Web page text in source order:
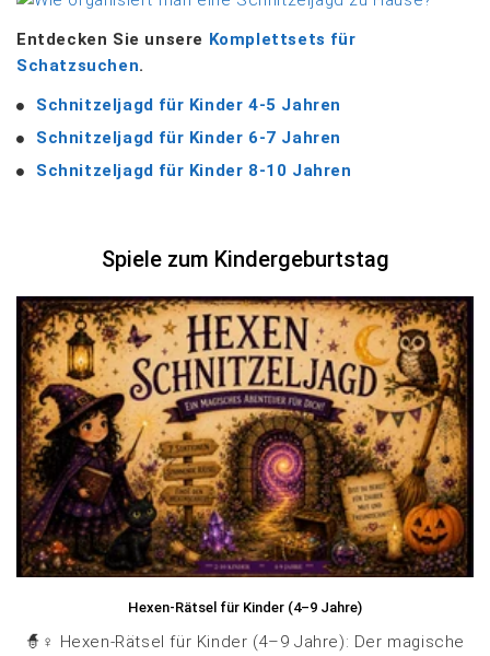
Entdecken Sie unsere Komplettsets für
Schatzsuchen.
Schnitzeljagd für Kinder 4-5 Jahren
Schnitzeljagd für Kinder 6-7 Jahren
Schnitzeljagd für Kinder 8-10 Jahren
Spiele zum Kindergeburtstag
Hexen-Rätsel für Kinder (4–9 Jahre)
🧙♀️ Hexen-Rätsel für Kinder (4–9 Jahre): Der magische